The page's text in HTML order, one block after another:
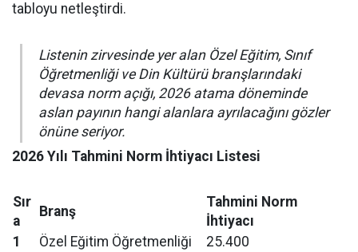
tabloyu netleştirdi.
Listenin zirvesinde yer alan Özel Eğitim, Sınıf
Öğretmenliği ve Din Kültürü branşlarındaki
devasa norm açığı, 2026 atama döneminde
aslan payının hangi alanlara ayrılacağını gözler
önüne seriyor.
2026 Yılı Tahmini Norm İhtiyacı Listesi
Sır
a
Branş
Tahmini Norm
İhtiyacı
1
Özel Eğitim Öğretmenliği
25.400